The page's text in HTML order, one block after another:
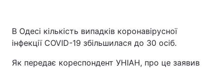
Головна Війна
В Одесі кількість випадків коронавірусної
інфекції COVID-19 збільшилася до 30 осіб.
Як передає кореспондент УНІАН, про це заявив